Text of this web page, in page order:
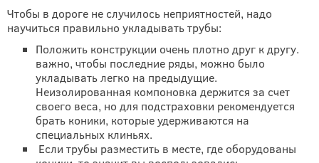
Чтобы в дороге не случилось неприятностей, надо
научиться правильно укладывать трубы:
Положить конструкции очень плотно друг к другу.
важно, чтобы последние ряды, можно было
укладывать легко на предыдущие.
Неизолированная компоновка держится за счет
своего веса, но для подстраховки рекомендуется
брать коники, которые удерживаются на
специальных клиньях.
Если трубы разместить в месте, где оборудованы